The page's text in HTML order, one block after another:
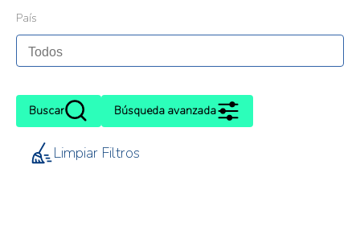
País
Buscar Búsqueda avanzada
Limpiar Filtros